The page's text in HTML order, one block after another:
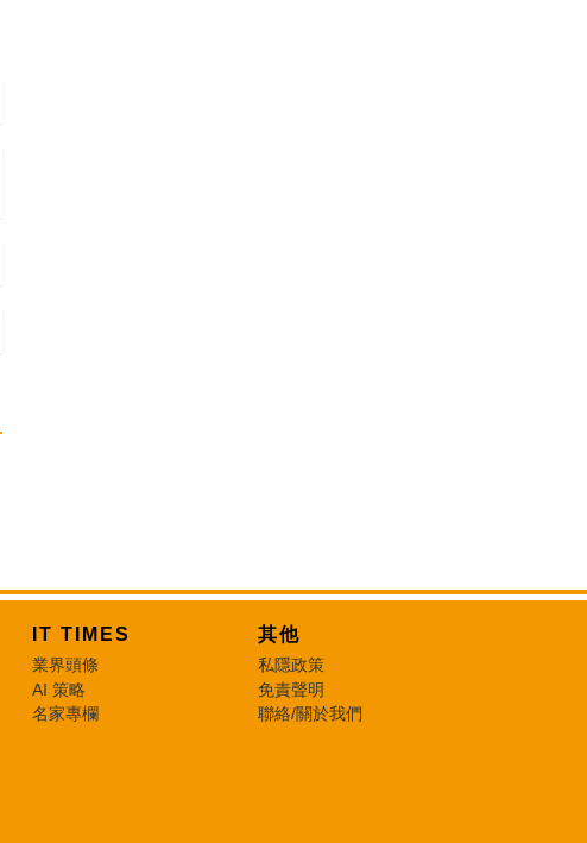
IT TIMES
業界頭條
AI 策略
名家專欄
其他
私隱政策
免責聲明
聯絡/關於我們